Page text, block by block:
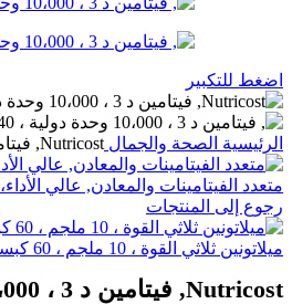
اضغط للتكبير
الرئيسية الصحة والجمال Nutricost‏, فيتامين د 3 ، 10،000 وحدة دولية ، 240 كبسولة هلامية
متعدد الفيتامينات والمعادن, عالي الأداء، 120 قرصًا
رجوع إلى المنتجات
ميلاتونين ثلاثي القوة ، 10 ملجم ، 60 كبسولة
Nutricost‏, فيتامين د 3 ، 10،000 وحدة دولية ، 240 كبسولة هلامية